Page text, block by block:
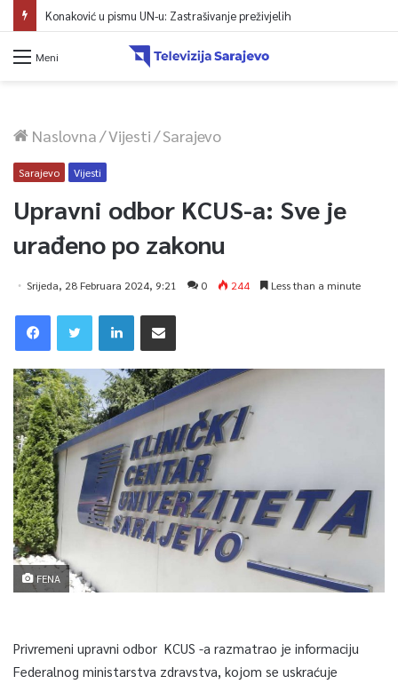
Konaković u pismu UN-u: Zastrašivanje preživjelih
Meni
Naslovna/Vijesti/Sarajevo
Sarajevo Vijesti
Upravni odbor KCUS-a: Sve je
urađeno po zakonu
Srijeda, 28 Februara 2024, 9:21 0 244 Less than a minute
FENA
Privremeni upravni odbor KCUS -a razmatrao je informaciju
Federalnog ministarstva zdravstva, kojom se uskraćuje